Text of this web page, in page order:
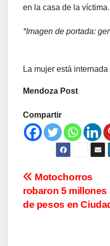
en la casa de la víctima.
*Imagen de portada:
La mujer está
Mendoza Post
Compartir
Navegación
de
Motochorros
robaron 5 millones
de pesos en